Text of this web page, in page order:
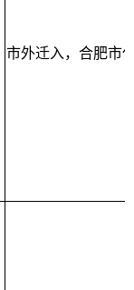
市外迁入，合肥市